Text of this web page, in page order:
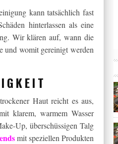
kann tatsächlich fast
hinterlassen als eine
Wir klären auf, wann die
und womit gereinigt werden
Haut reicht es aus,
klarem, warmem Wasser
Up, überschüssigen Talg
mit speziellen Produkten